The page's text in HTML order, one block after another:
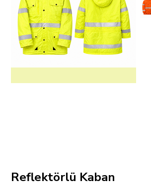
Reflektörlü Kaban